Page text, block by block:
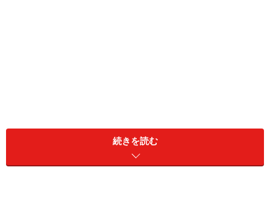
この凝固因子が少ないか、ほとんどない人が、血友病に
なります。凝固因子には1から13まであり、それぞれロ
ーマ数字で表現します。
続きを読む